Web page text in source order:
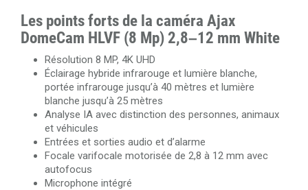
Les points forts de la caméra Ajax
DomeCam HLVF (8 Mp) 2,8–12 mm White
Résolution 8 MP, 4K UHD
Éclairage hybride infrarouge et lumière blanche,
portée infrarouge jusqu’à 40 mètres et lumière
blanche jusqu’à 25 mètres
Analyse IA avec distinction des personnes, animaux
et véhicules
Entrées et sorties audio et d’alarme
Focale varifocale motorisée de 2,8 à 12 mm avec
autofocus
Microphone intégré